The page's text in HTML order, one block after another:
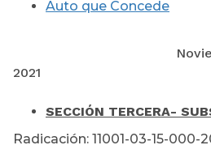
Auto que Concede
Noviembre
2021
SECCIÓN TERCERA-
Radicación: 11001-03-15-000-